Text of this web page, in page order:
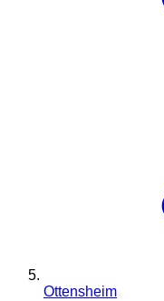
Ottensheim